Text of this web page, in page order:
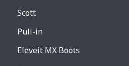
Scott
Pull-in
Eleveit MX Boots